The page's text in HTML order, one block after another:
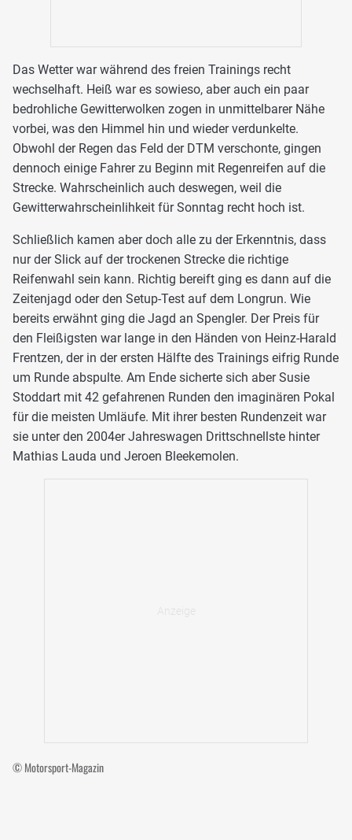
Das Wetter war während des freien Trainings recht
wechselhaft. Heiß war es sowieso, aber auch ein paar
bedrohliche Gewitterwolken zogen in unmittelbarer Nähe
vorbei, was den Himmel hin und wieder verdunkelte.
Obwohl der Regen das Feld der DTM verschonte, gingen
dennoch einige Fahrer zu Beginn mit Regenreifen auf die
Strecke. Wahrscheinlich auch deswegen, weil die
Gewitterwahrscheinlihkeit für Sonntag recht hoch ist.
Schließlich kamen aber doch alle zu der Erkenntnis, dass
nur der Slick auf der trockenen Strecke die richtige
Reifenwahl sein kann. Richtig bereift ging es dann auf die
Zeitenjagd oder den Setup-Test auf dem Longrun. Wie
bereits erwähnt ging die Jagd an Spengler. Der Preis für
den Fleißigsten war lange in den Händen von Heinz-Harald
Frentzen, der in der ersten Hälfte des Trainings eifrig Runde
um Runde abspulte. Am Ende sicherte sich aber Susie
Stoddart mit 42 gefahrenen Runden den imaginären Pokal
für die meisten Umläufe. Mit ihrer besten Rundenzeit war
sie unter den 2004er Jahreswagen Drittschnellste hinter
Mathias Lauda und Jeroen Bleekemolen.
© Motorsport-Magazin